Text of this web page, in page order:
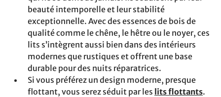
beauté intemporelle et leur stabilité
exceptionnelle. Avec des essences de bois de
qualité comme le chêne, le hêtre ou le noyer, ces
lits s’intègrent aussi bien dans des intérieurs
modernes que rustiques et offrent une base
durable pour des nuits réparatrices.
Si vous préférez un design moderne, presque
flottant, vous serez séduit par les lits flottants.